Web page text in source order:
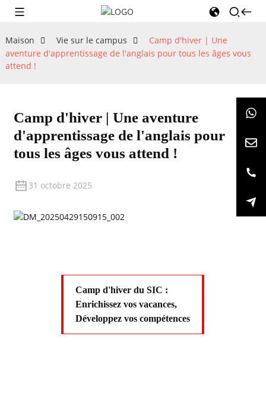
Maison Vie sur le campus
Camp d'hiver | Une
aventure d'apprentissage de l'anglais pour tous les âges vous
attend !
Camp d'hiver | Une aventure
d'apprentissage de l'anglais pour
tous les âges vous attend !
31 octobre 2025
Camp d'hiver du SIC :
Enrichissez vos vacances,
Développez vos compétences